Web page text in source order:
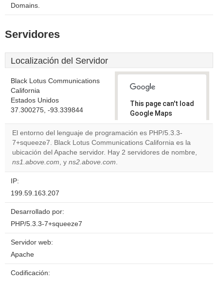
Domains.
Servidores
Localización del Servidor
Black Lotus Communications
California
Estados Unidos
37.300275, -93.339844
This page can't load
Google Maps
correctly.
Do you
own this
OK
El entorno del lenguaje de programación es PHP/5.3.3-
7+squeeze7. Black Lotus Communications California es la
ubicación del Apache servidor. Hay 2 servidores de nombre,
ns1.above.com, y ns2.above.com.
IP:
199.59.163.207
Desarrollado por:
PHP/5.3.3-7+squeeze7
Servidor web:
Apache
Codificación: